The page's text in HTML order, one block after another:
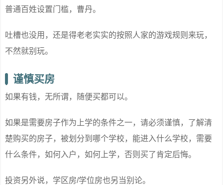
普通百姓设置门槛，曹丹。
吐槽也没用，还是得老老实实的按照人家的游戏规则来玩，
不然就别玩。
谨慎买房
如果有钱，无所谓，随便买都可以。
如果是需要房子作为上学的条件之一，请必须谨慎，了解清
楚购买的房子，被划分到哪个学校，能进入什么学校，需要
什么条件，如何入户，如何上学，否则买了肯定后悔。
投资另外说，学区房/学位房也另当别论。